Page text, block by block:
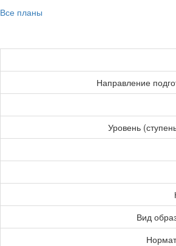
Все планы
Направление
Уровень
Вид